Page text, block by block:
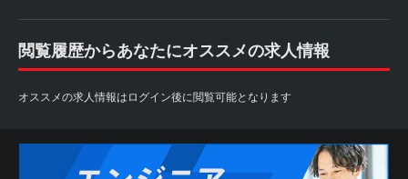
閲覧履歴からあなたにオススメの求人情報
オススメの求人情報はログイン後に閲覧可能となります